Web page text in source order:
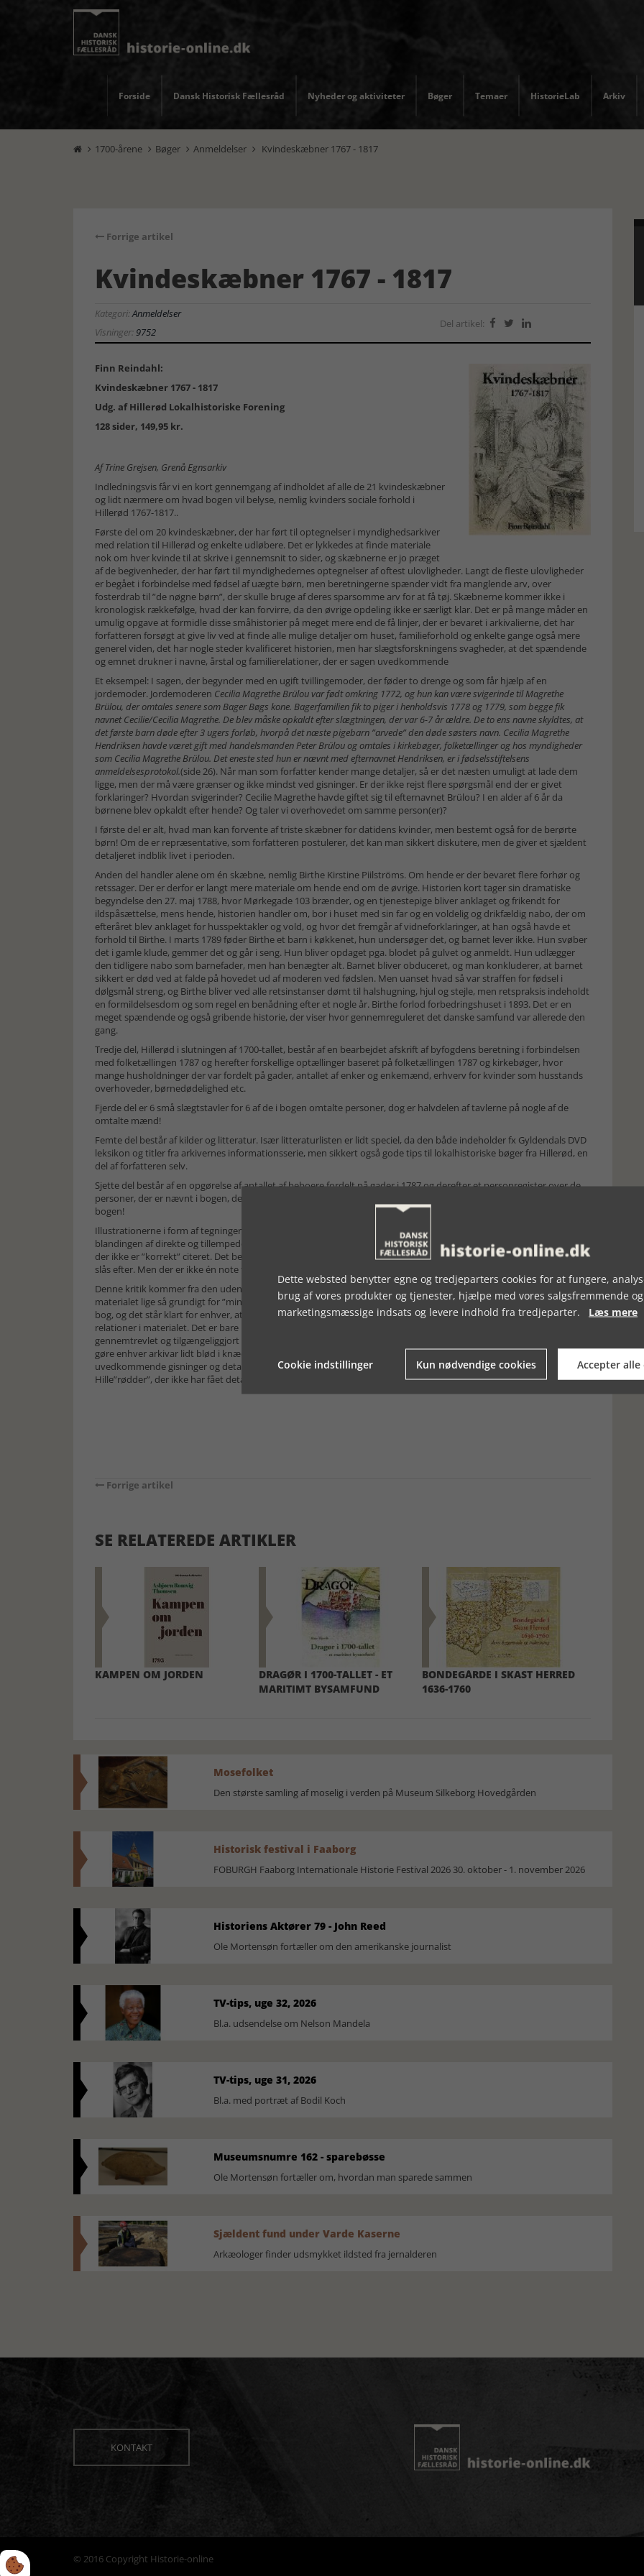
Forside Dansk Historisk Fællesråd Nyheder og aktiviteter Bøger Temaer HistorieLab Arkiv
 1700-årene  Bøger  Anmeldelser  Kvindeskæbner 1767 - 1817
Forrige artikel
Kvindeskæbner 1767 - 1817
Kategori:Anmeldelser
Visninger:9752
Del artikel:   
Finn Reindahl:
Kvindeskæbner 1767 - 1817
Udg. af Hillerød Lokalhistoriske Forening
128 sider, 149,95 kr.
Af Trine Grejsen, Grenå Egnsarkiv
Indledningsvis får vi en kort gennemgang af indholdet af alle de 21 kvindeskæbner
og lidt nærmere om hvad bogen vil belyse, nemlig kvinders sociale forhold i
Hillerød 1767-1817..
Første del om 20 kvindeskæbner, der har ført til optegnelser i myndighedsarkiver
med relation til Hillerød og enkelte udløbere. Det er lykkedes at finde materiale
nok om hver kvinde til at skrive i gennemsnit to sider, og skæbnerne er jo præget
af de begivenheder, der har ført til myndighedernes optegnelser af oftest ulovligheder. Langt de fleste ulovligheder
er begået i forbindelse med fødsel af uægte børn, men beretningerne spænder vidt fra manglende arv, over
fosterdrab til ”de nøgne børn”, der skulle bruge af deres sparsomme arv for at få tøj. Skæbnerne kommer ikke i
kronologisk rækkefølge, hvad der kan forvirre, da den øvrige opdeling ikke er særligt klar. Det er på mange måder en
umulig opgave at formidle disse småhistorier på meget mere end de få linjer, der er bevaret i arkivalierne, det har
forfatteren forsøgt at give liv ved at finde alle mulige detaljer om huset, familieforhold og enkelte gange også mere
generel viden, det har nogle steder kvalificeret historien, men har slægtsforskningens svagheder, at det spændende
og emnet drukner i navne, årstal og familierelationer, der er sagen uvedkommende
Et eksempel: I sagen, der begynder med en ugift tvillingemoder, der føder to drenge og som får hjælp af en
jordemoder. Jordemoderen Cecilia Magrethe Brülou var født omkring 1772, og hun kan være svigerinde til Magrethe
Brülou, der omtales senere som Bager Bøgs kone. Bagerfamilien fik to piger i henholdsvis 1778 og 1779, som begge fik
navnet Cecilie/Cecilia Magrethe. De blev måske opkaldt efter slægtningen, der var 6-7 år ældre. De to ens navne skyldtes, at
det første barn døde efter 3 ugers forløb, hvorpå det næste pigebarn ”arvede” den døde søsters navn. Cecilia Magrethe
Hendriksen havde været gift med handelsmanden Peter Brülou og omtales i kirkebøger, folketællinger og hos myndigheder
som Cecilia Magrethe Brülou. Det eneste sted hun er nævnt med efternavnet Hendriksen, er i fødselsstiftelsens
anmeldelsesprotokol.(side 26). Når man som forfatter kender mange detaljer, så er det næsten umuligt at lade dem
ligge, men der må være grænser og ikke mindst ved gisninger. Er der ikke rejst flere spørgsmål end der er givet
forklaringer? Hvordan svigerinder? Cecilie Magrethe havde giftet sig til efternavnet Brülou? I en alder af 6 år da
børnene blev opkaldt efter hende? Og taler vi overhovedet om samme person(er)?
I første del er alt, hvad man kan forvente af triste skæbner for datidens kvinder, men bestemt også for de berørte
børn! Om de er repræsentative, som forfatteren postulerer, det kan man sikkert diskutere, men de giver et sjældent
detaljeret indblik livet i perioden.
Anden del handler alene om én skæbne, nemlig Birthe Kirstine Piilströms. Om hende er der bevaret flere forhør og
retssager. Der er derfor er langt mere materiale om hende end om de øvrige. Historien kort tager sin dramatiske
begyndelse den 27. maj 1788, hvor Mørkegade 103 brænder, og en tjenestepige bliver anklaget og frikendt for
ildspåsættelse, mens hende, historien handler om, bor i huset med sin far og en voldelig og drikfældig nabo, der om
efteråret blev anklaget for husspektakler og vold, og hvor det fremgår af vidneforklaringer, at han også havde et
forhold til Birthe. I marts 1789 føder Birthe et barn i køkkenet, hun undersøger det, og barnet lever ikke. Hun svøber
det i gamle klude, gemmer det og går i seng. Hun bliver opdaget pga. blodet på gulvet og anmeldt. Hun udlægger
den tidligere nabo som barnefader, men han benægter alt. Barnet bliver obduceret, og man konkluderer, at barnet
sikkert er død ved at falde på hovedet ud af moderen ved fødslen. Men uanset hvad så var straffen for fødsel i
dølgsmål streng, og Birthe bliver ved alle retsinstanser dømt til halshugning, hjul og stejle, men retspraksis indeholdt
en formildelsesdom og som regel en benådning efter et nogle år. Birthe forlod forbedringshuset i 1893. Det er en
meget spændende og også gribende historie, der viser hvor gennemreguleret det danske samfund var allerede den
gang.
Tredje del, Hillerød i slutningen af 1700-tallet, består af en bearbejdet afskrift af byfogdens beretning i forbindelsen
med folketællingen 1787 og herefter forskellige optællinger baseret på folketællingen 1787 og kirkebøger, hvor
mange husholdninger der var fordelt på gader, antallet af enker og enkemænd, erhverv for kvinder som husstands
overhoveder, børnedødelighed etc.
Fjerde del er 6 små slægtstavler for 6 af de i bogen omtalte personer, dog er halvdelen af tavlerne på nogle af de
omtalte mænd!
Femte del består af kilder og litteratur. Især litteraturlisten er lidt speciel, da den både indeholder fx Gyldendals DVD
leksikon og titler fra arkivernes informationsserie, men sikkert også gode tips til lokalhistoriske bøger fra Hillerød, en
del af forfatteren selv.
Sjette del består af en opgørelse af antallet af beboere fordelt på gader i 1787 og derefter et personregister over de
personer, der er nævnt i bogen, deres erhverv og adresse, men uden sidehenvisning til de steder de er nævnt i
bogen!
Illustrationerne i form af tegninger leder tankerne hen på en ”1970er-socialrealistisk-børnebog”. Heller ikke
blandingen af direkte og tillempede citater er lige min stil, vælg det ene eller det andet og så med en note, især når
der ikke er ”korrekt” citeret. Det behøver ikke også at være til kirkebogen eller folketællingen, hvor det meste kan
slås efter. Men der er ikke én note trods de omfattende kildestudier, det er synd for det store arbejde.
Denne kritik kommer fra den udenforstående historiker, for jeg ville da ønske at nogen havde gennemgået
materialet lige så grundigt for ”min” købstad. Jeg anerkender det enorme arbejde med kilderne, der ligger bag denne
bog, og det står klart for enhver, at forfatteren har brugt mere end et par dage på at samle og finde de mange
relationer i materialet. Det er bare ikke nemt at lave til en meningsfyldt sammenhæng i bogform. Men det er et
gennemtrevlet og tilgængeliggjort spind mellem mange typer af arkivalier lige til at udnytte i formidling, og det kan jo
gøre enhver arkivar lidt blød i knæene, men ikke så blød som, hvis der havde været bedre noter og langt færre
uvedkommende gisninger og detaljer. Men der skal der da nok være en del slægtsforskere og andre folk med
Hille”rødder”, der ikke har fået detaljer nok og som denne bog vil begejstre.
Forrige artikel
SE RELATEREDE ARTIKLER
KAMPEN OM JORDEN
DRAGØR I 1700-TALLET - ET
MARITIMT BYSAMFUND
BONDEGÅRDE I SKAST HERRED
1636-1760
Mosefolket
Den største samling af moselig i verden på Museum Silkeborg Hovedgården
Historisk festival i Faaborg
FOBURGH Faaborg Internationale Historie Festival 2026 30. oktober - 1. november 2026
Historiens Aktører 79 - John Reed
Ole Mortensøn fortæller om den amerikanske journalist
TV-tips, uge 32, 2026
Bl.a. udsendelse om Nelson Mandela
TV-tips, uge 31, 2026
Bl.a. med portræt af Bodil Koch
Museumsnumre 162 - sparebøsse
Ole Mortensøn fortæller om, hvordan man sparede sammen
Sjældent fund under Varde Kaserne
Arkæologer finder udsmykket ildsted fra jernalderen
KONTAKT
© 2016 Copyright Historie-online
Dette websted benytter egne og tredjeparters cookies for at fungere,
brug af vores produkter og tjenester, hjælpe med vores salgsfremmende og
marketingsmæssige indsats og levere indhold fra tredjeparter. Læs mere
Cookie indstillinger Kun nødvendige cookies Accepter alle